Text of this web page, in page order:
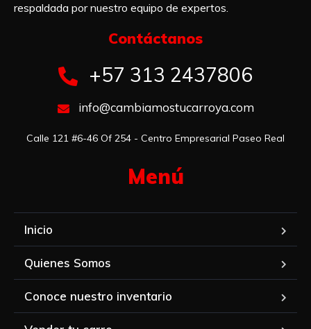
respaldada por nuestro equipo de expertos.
Contáctanos​
+57 313 2437806
info@cambiamostucarroya.com
Calle 121 #6-46 Of 254 - Centro Empresarial Paseo Real
Menú​
Inicio
Quienes Somos
Conoce nuestro inventario